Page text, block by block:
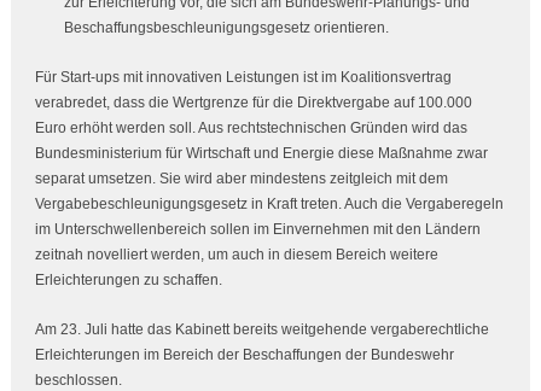
Beschaffungsbeschleunigungsgesetz orientieren.
Für Start-upsmit innovativen Leistungen ist im Koalitionsvertrag
verabredet, dass die Wertgrenze für die Direktvergabe auf 100.000
Euro erhöht werden soll. Aus rechtstechnischen Gründen wird das
Bundesministerium für Wirtschaft und Energie diese Maßnahme zwar
separat umsetzen. Sie wird aber mindestens zeitgleich mit dem
Vergabebeschleunigungsgesetz in Kraft treten. Auch die Vergaberegeln
im Unterschwellenbereich sollen im Einvernehmen mit den Ländern
zeitnah novelliert werden, um auch in diesem Bereich weitere
Erleichterungen zu schaffen.
Am 23. Juli hatte das Kabinett bereits weitgehende vergaberechtliche
Erleichterungen im Bereich der Beschaffungen der Bundeswehr
beschlossen.